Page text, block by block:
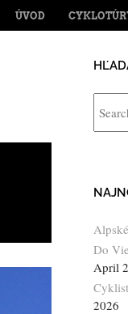
MENU
SKIP TO CONTENT
ÚVOD
Do
April
2026